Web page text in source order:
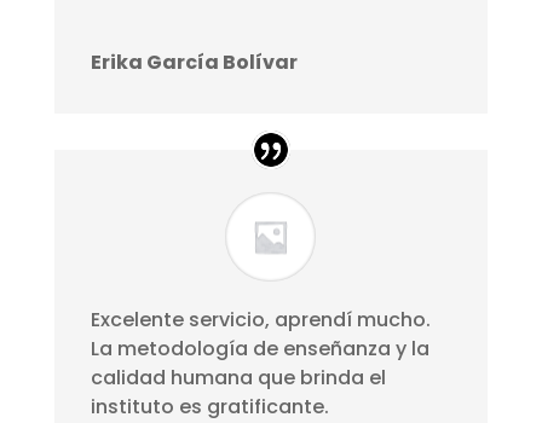
Erika García Bolívar
Excelente servicio, aprendí mucho.
La metodología de enseñanza y la
calidad humana que brinda el
instituto es gratificante.